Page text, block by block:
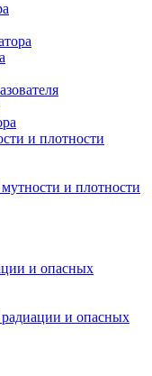
и плотности
и плотности
и опасных
и опасных